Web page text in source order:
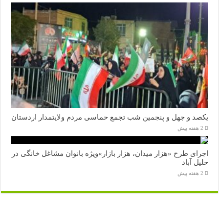
یکصد و چهل و پنجمین شب تجمع‌ حماسی مردم‌ ولایتمدار اردستان
2 هفته پیش
اجرای طرح «هزار میدان، هزار بازار»ویژه بانوان مشاغل خانگی در
خلیل آباد
2 هفته پیش